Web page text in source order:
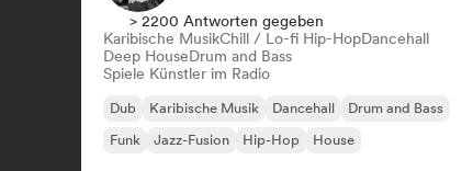
> 2200 Antworten gegeben
Karibische MusikChill / Lo-fi Hip-HopDancehall
Deep HouseDrum and Bass
Spiele Künstler im Radio
Dub Karibische Musik Dancehall
Drum and Bass
Funk
Jazz-Fusion Hip-Hop House